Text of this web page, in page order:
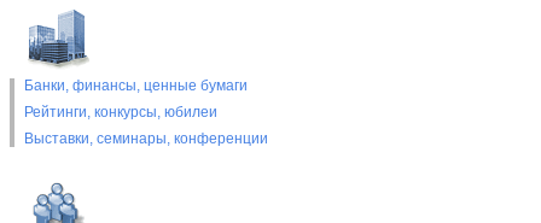
Банки, финансы, ценные бумаги
Рейтинги, конкурсы, юбилеи
Выставки, cеминары, конференции